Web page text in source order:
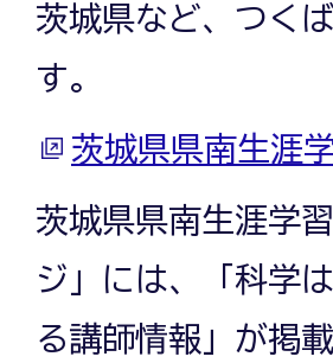
茨城県など、つく
す。
茨城県県南生涯
茨城県県南生涯学
ジ」には、「科学
る講師情報」が掲